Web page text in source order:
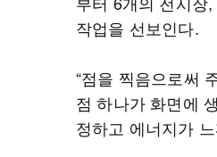
작업을 선보인다.
“점을 찍음으로써
점 하나가 화면에
정하고 에너지가